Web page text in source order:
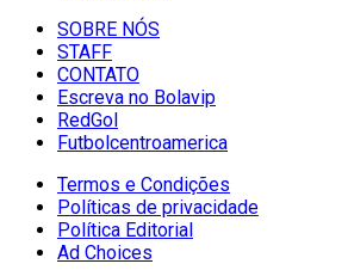
SOBRE NÓS
STAFF
CONTATO
Escreva no Bolavip
RedGol
Futbolcentroamerica
Termos e Condições
Políticas de privacidade
Política Editorial
Ad Choices